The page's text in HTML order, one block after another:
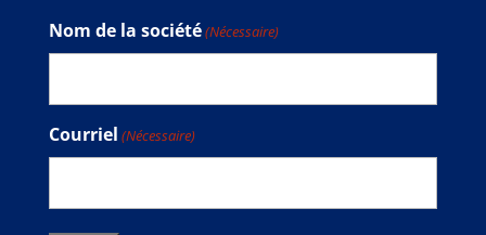
Nom de la société(Nécessaire)
Courriel (Nécessaire)